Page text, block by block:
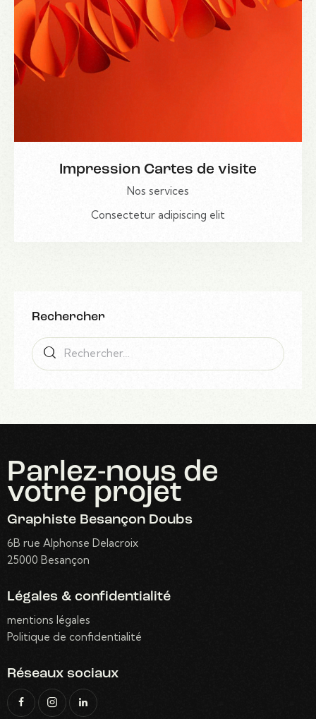
Impression Cartes de visite
Nos services
Consectetur adipiscing elit
Rechercher
Parlez-nous de
votre projet
Graphiste Besançon Doubs
6B rue Alphonse Delacroix
25000 Besançon
Légales & confidentialité
mentions légales
Politique de confidentialité
Réseaux sociaux